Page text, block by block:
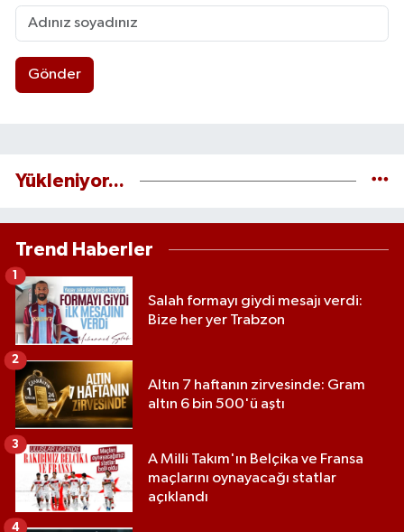
Gönder
Yükleniyor...
Trend Haberler
Salah formayı giydi mesajı verdi:
Bize her yer Trabzon
1
Altın 7 haftanın zirvesinde: Gram
altın 6 bin 500'ü aştı
2
A Milli Takım'ın Belçika ve Fransa
maçlarını oynayacağı statlar
açıklandı
3
4